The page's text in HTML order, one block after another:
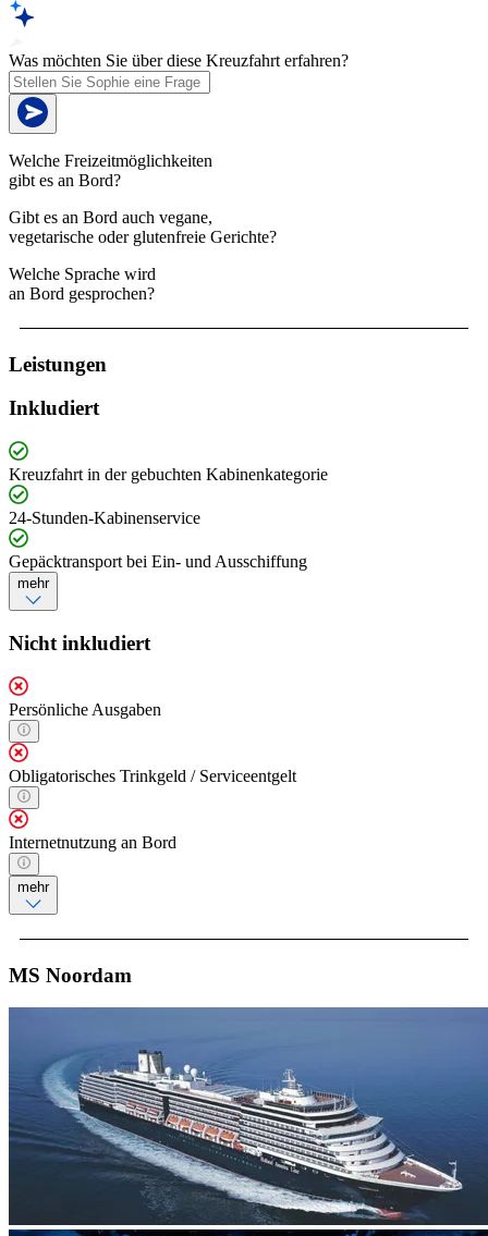
Was möchten Sie über diese Kreuzfahrt erfahren?
Welche Freizeitmöglichkeiten
gibt es an Bord?
Gibt es an Bord auch vegane,
vegetarische oder glutenfreie Gerichte?
Welche Sprache wird
an Bord gesprochen?
Leistungen
Inkludiert
Kreuzfahrt in der gebuchten Kabinenkategorie
24-Stunden-Kabinenservice
Gepäcktransport bei Ein- und Ausschiffung
mehr
Nicht inkludiert
Persönliche Ausgaben
Obligatorisches Trinkgeld / Serviceentgelt
Internetnutzung an Bord
mehr
MS Noordam